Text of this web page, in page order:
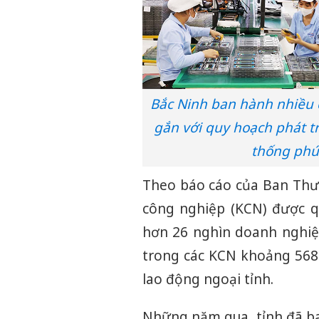
Bắc Ninh ban hành nhiều
gắn với quy hoạch phát
thống
Theo báo cáo của Ban
công nghiệp (KCN) được
hơn 26 nghìn doanh
trong các KCN khoảng
lao động ngoại tỉnh.